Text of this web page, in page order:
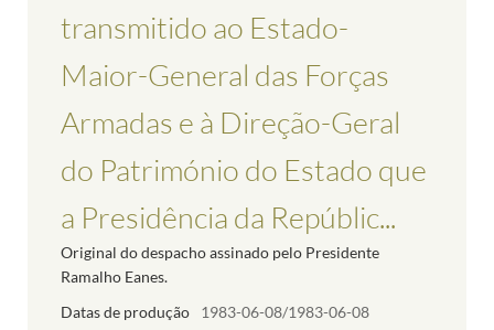
transmitido ao Estado-
Maior-General das Forças
Armadas e à Direção-Geral
do Património do Estado que
a Presidência da Repúblic...
Original do despacho assinado pelo Presidente
Ramalho Eanes.
Datas de produção
1983-06-08/1983-06-08